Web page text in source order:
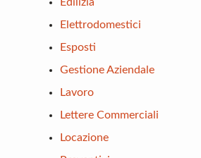
Elettrodomestici
Esposti
Gestione Aziendale
Lavoro
Lettere Commerciali
Locazione